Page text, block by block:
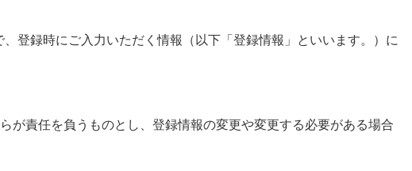
登録時にご入力いただく情報（以下「登録情報」といいます。）に
が責任を負うものとし、登録情報の変更や変更する必要がある場合